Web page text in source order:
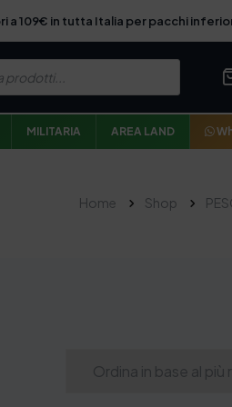
a 109€ in tutta Italia per pacchi
MILITARIA AREA LAND
Home Shop